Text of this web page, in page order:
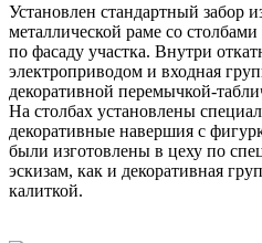
Установлен стандартный забор
металлической раме со
по фасаду участка. Внутри
электроприводом и входная
декоративной перемычкой-
На столбах установлены
декоративные навершия с
были изготовлены в цеху по
эскизам, как и декоративная
калиткой.